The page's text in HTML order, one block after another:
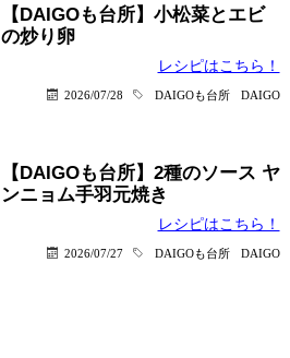
【DAIGOも台所】小松菜とエビ
の炒り卵
レシピはこちら！
2026/07/28 DAIGOも台所 DAIGO
【DAIGOも台所】2種のソース ヤ
ンニョム手羽元焼き
レシピはこちら！
2026/07/27 DAIGOも台所 DAIGO